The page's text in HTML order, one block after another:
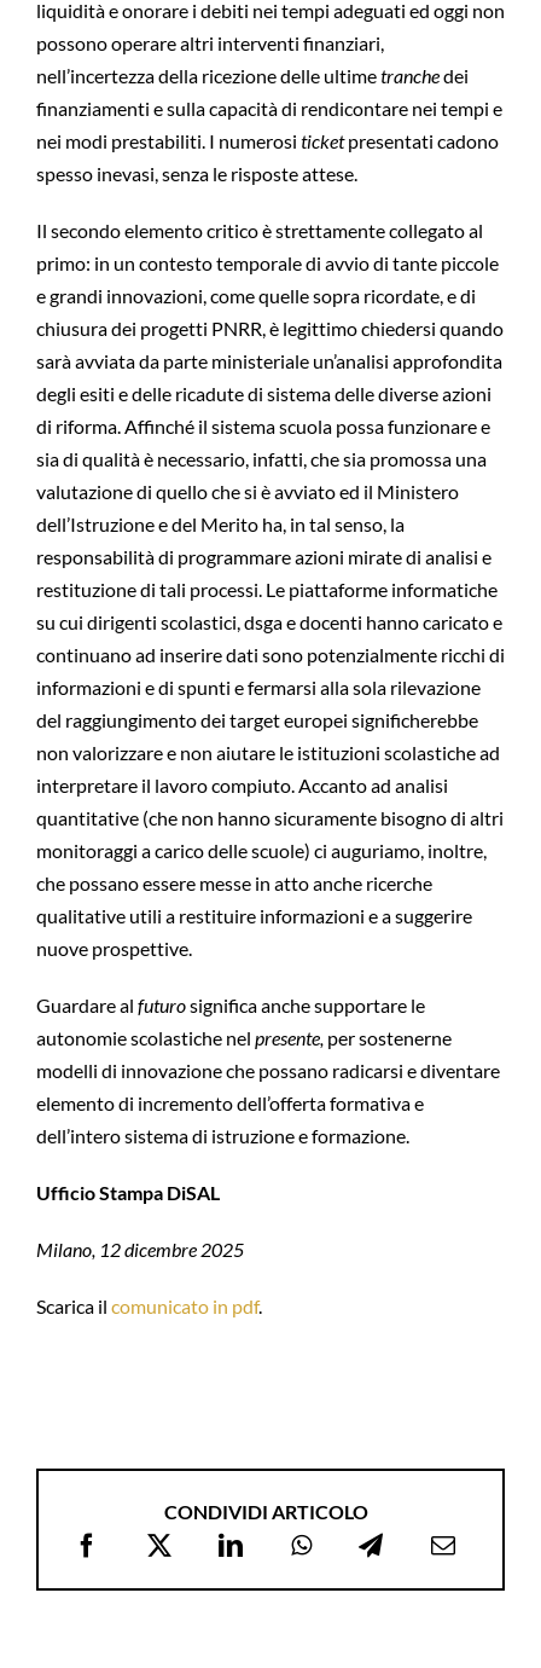
liquidità e onorare i debiti nei tempi adeguati ed oggi non
possono operare altri interventi finanziari,
nell’incertezza della ricezione delle ultimetranchedei
finanziamenti e sulla capacità di rendicontare nei tempi e
nei modi prestabiliti. I numerosi ticketpresentati cadono
spesso inevasi, senza le risposte attese.
Il secondo elemento critico è strettamente collegato al
primo: in un contesto temporale di avvio di tante piccole
e grandi innovazioni, come quelle sopra ricordate, e di
chiusura dei progetti PNRR, è legittimo chiedersi quando
sarà avviata da parte ministeriale un’analisi approfondita
degli esiti e delle ricadute di sistema delle diverse azioni
di riforma. Affinché il sistema scuola possa funzionare e
sia di qualità è necessario, infatti, che sia promossa una
valutazione di quello che si è avviato ed il Ministero
dell’Istruzione e del Merito ha, in tal senso, la
responsabilità di programmare azioni mirate di analisi e
restituzione di tali processi. Le piattaforme informatiche
su cui dirigenti scolastici, dsga e docenti hanno caricato e
continuano ad inserire dati sono potenzialmente ricchi di
informazioni e di spunti e fermarsi alla sola rilevazione
del raggiungimento dei target europei significherebbe
non valorizzare e non aiutare le istituzioni scolastiche ad
interpretare il lavoro compiuto. Accanto ad analisi
quantitative (che non hanno sicuramente bisogno di altri
monitoraggi a carico delle scuole) ci auguriamo, inoltre,
che possano essere messe in atto anche ricerche
qualitative utili a restituire informazioni e a suggerire
nuove prospettive.
Guardare al futurosignifica anche supportare le
autonomie scolastiche nel presente,per sostenerne
modelli di innovazione che possano radicarsi e diventare
elemento di incremento dell’offerta formativa e
dell’intero sistema di istruzione e formazione.
Ufficio Stampa DiSAL
Milano, 12 dicembre 2025
Scarica il comunicato in pdf.
CONDIVIDI ARTICOLO